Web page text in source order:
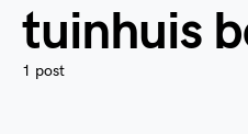
tuinhuis
1 post